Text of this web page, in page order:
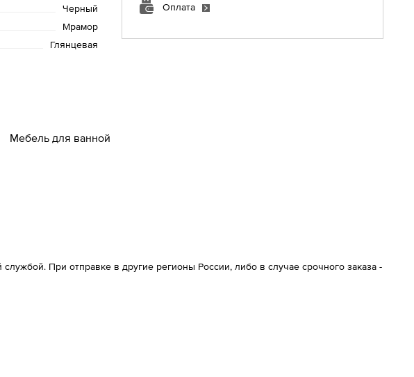
Черный
Мрамор
Глянцевая
Оплата
Мебель для ванной
При отправке в другие регионы России, либо в случае срочного заказа -